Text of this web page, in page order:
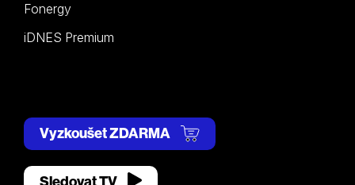
Fonergy
iDNES Premium
Vyzkoušet ZDARMA